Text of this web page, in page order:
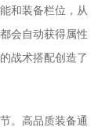
和装备栏位，从
会自动获得属性
战术搭配创造了
。高品质装备通